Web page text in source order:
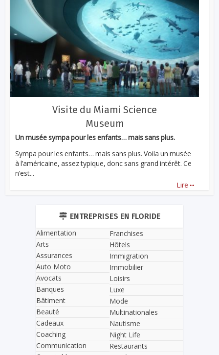
Visite du Miami Science
Museum
Un musée sympa pour les enfants… mais sans plus.
Sympa pour les enfants… mais sans plus. Voila un musée
à l’américaine, assez typique, donc sans grand intérêt. Ce
n’est...
Lire ...
ENTREPRISES EN FLORIDE
Alimentation
Arts
Assurances
Auto Moto
Avocats
Banques
Bâtiment
Beauté
Cadeaux
Coaching
Communication
Franchises
Hôtels
Immigration
Immobilier
Loisirs
Luxe
Mode
Multinationales
Nautisme
Night Life
Restaurants